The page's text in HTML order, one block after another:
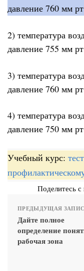
давление 760 мм
2) температура
давление 755 мм
3) температура
давление 760 мм
4) температура
давление 750 мм
Учебный курс:
Поделитесь
ПРЕДЫДУЩАЯ
Дайте полное
определение
рабочая зона